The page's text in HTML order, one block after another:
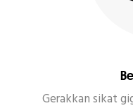
Gerakkan sikat